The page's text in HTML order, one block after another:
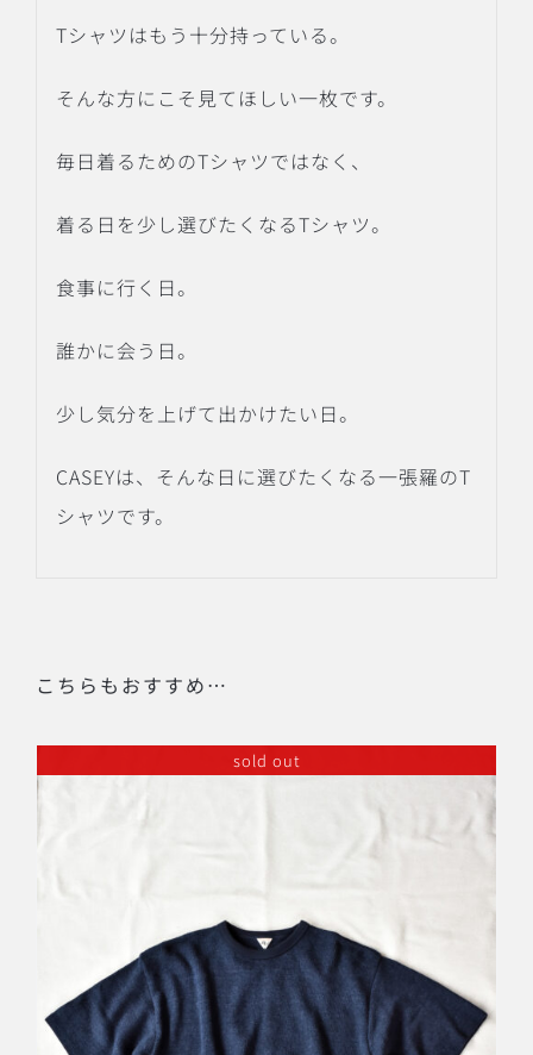
Tシャツはもう十分持っている。
そんな方にこそ見てほしい一枚です。
毎日着るためのTシャツではなく、
着る日を少し選びたくなるTシャツ。
食事に行く日。
誰かに会う日。
少し気分を上げて出かけたい日。
CASEYは、そんな日に選びたくなる一張羅のT
シャツです。
こちらもおすすめ…
sold out